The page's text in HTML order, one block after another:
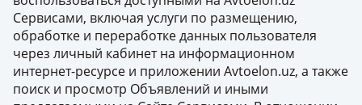
Сервисами, включая услуги по размещению,
обработке и переработке данных пользователя
через личный кабинет на информационном
интернет-ресурсе и приложении Avtoelon.uz, а также
поиск и просмотр Объявлений и иными